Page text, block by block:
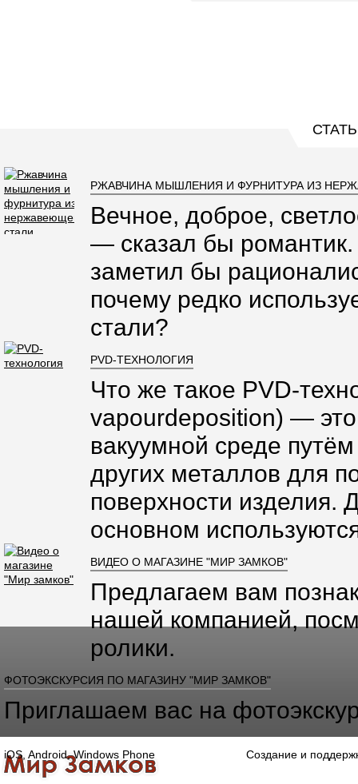
РЖАВЧИНА МЫШЛЕНИЯ И ФУРНИТУРА ИЗ
Вечное, доброе,
— сказал бы
заметил бы
почему редко
стали?
PVD-ТЕХНОЛОГИЯ
Что же такое PVD-
vapourdeposition) —
вакуумной среде
других металлов для
поверхности изделия.
основном
ВИДЕО О МАГАЗИНЕ "МИР ЗАМКОВ"
Предлагаем вам
нашей компанией,
ролики.
ФОТОЭКСКУРСИЯ ПО МАГАЗИНУ "МИР ЗАМКОВ"
Приглашаем вас на
Главная
Каталог
iOS, Android, Windows Phone Создание и